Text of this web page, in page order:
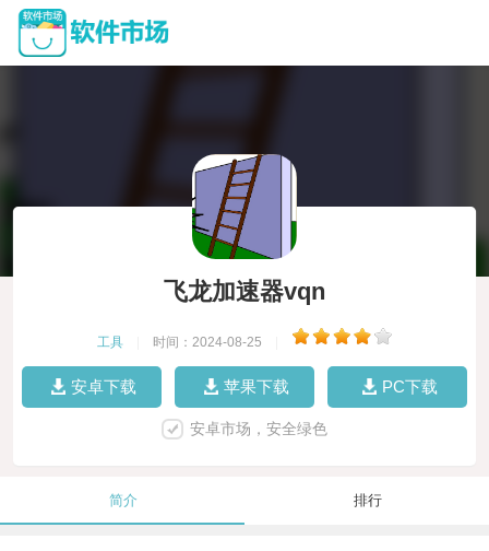
飞龙加速器vqn
工具 时间：2024-08-25
安卓下载 苹果下载 PC下载
安卓市场，安全绿色
简介 排行